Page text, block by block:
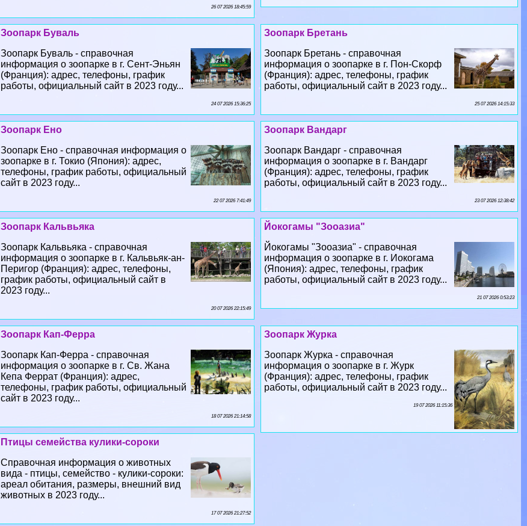
26 07 2026 18:45:59
Зоопарк Бретань
Зоопарк Бретань - справочная
информация о зоопарке в г. Пон-Скорф
(Франция): адрес, телефоны, график
работы, официальный сайт в 2023 году...
25 07 2026 14:15:33
Зоопарк Буваль
Зоопарк Буваль - справочная
информация о зоопарке в г. Сент-Эньян
(Франция): адрес, телефоны, график
работы, официальный сайт в 2023 году...
24 07 2026 15:36:25
Зоопарк Вандарг
Зоопарк Вандарг - справочная
информация о зоопарке в г. Вандарг
(Франция): адрес, телефоны, график
работы, официальный сайт в 2023 году...
23 07 2026 12:38:42
Зоопарк Ено
Зоопарк Ено - справочная информация о
зоопарке в г. Токио (Япония): адрес,
телефоны, график работы, официальный
сайт в 2023 году...
22 07 2026 7:41:49
Йокогамы "Зооазиа"
Йокогамы "Зооазиа" - справочная
информация о зоопарке в г. Иокогама
(Япония): адрес, телефоны, график
работы, официальный сайт в 2023 году...
21 07 2026 0:53:23
Зоопарк Кальвьяка
Зоопарк Кальвьяка - справочная
информация о зоопарке в г. Кальвьяк-ан-
Перигор (Франция): адрес, телефоны,
график работы, официальный сайт в
2023 году...
20 07 2026 22:15:49
Зоопарк Журка
Зоопарк Журка - справочная
информация о зоопарке в г. Журк
(Франция): адрес, телефоны, график
работы, официальный сайт в 2023 году...
19 07 2026 11:15:36
Зоопарк Кап-Ферра
Зоопарк Кап-Ферра - справочная
информация о зоопарке в г. Св. Жана
Кепа Феррат (Франция): адрес,
телефоны, график работы, официальный
сайт в 2023 году...
18 07 2026 21:14:58
Птицы семейства кулики-сороки
Справочная информация о животных
вида - птицы, семейство - кулики-сороки:
ареал обитания, размеры, внешний вид
животных в 2023 году...
17 07 2026 21:27:52